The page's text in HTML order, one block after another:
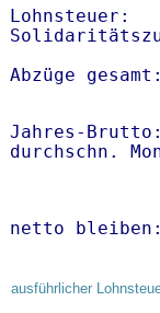
Lohnsteuer:
Abzüge
netto
ausführlicher